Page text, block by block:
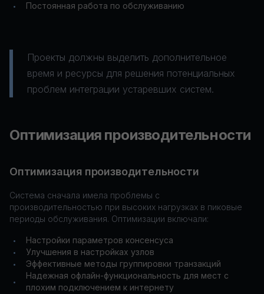
• Постоянная работа по обслуживанию
Проекты должны выделить дополнительное
время и ресурсы для решения потенциальных
проблем интеграции устаревших систем.
Оптимизация производительности
Оптимизация производительности
Система сначала имела проблемы с
производительностью при высоких нагрузках в пиковые
периоды обслуживания. Оптимизации включали:
• Настройки параметров консенсуса
• Улучшения в настройках узлов
• Эффективные методы группировки транзакций
•
Надежная офлайн-функциональность для мест с
плохим подключением к интернету